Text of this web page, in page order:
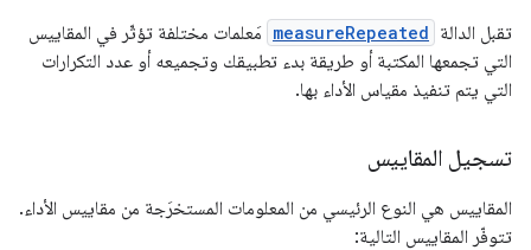
تقبل الدالة measureRepeated مَعلمات مختلفة تؤثّر في المقاييس
التي تجمعها المكتبة أو طريقة بدء تطبيقك وتجميعه أو عدد التكرارات
التي يتم تنفيذ مقياس الأداء بها.
تسجيل المقاييس
المقاييس هي النوع الرئيسي من المعلومات المستخرَجة من مقاييس الأداء.
تتوفّر المقاييس التالية: